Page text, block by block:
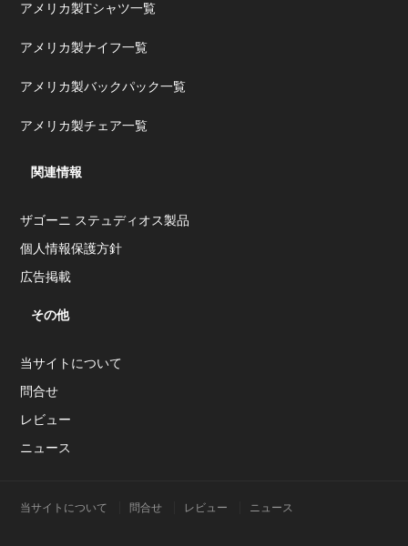
アメリカ製Tシャツ一覧
アメリカ製ナイフ一覧
アメリカ製バックパック一覧
アメリカ製チェア一覧
関連情報
ザゴーニ ステュディオス製品
個人情報保護方針
広告掲載
その他
当サイトについて
問合せ
レビュー
ニュース
当サイトについて 問合せ レビュー ニュース